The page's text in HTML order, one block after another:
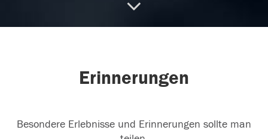
Ich hoffe , es geht Dir gut ... Dort , wo Du jetzt bist
Erinnerungen
Besondere Erlebnisse und Erinnerungen sollte man